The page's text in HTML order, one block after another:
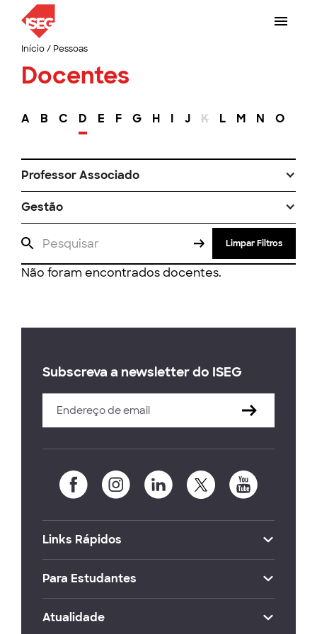
Início/ Pessoas
Docentes
A B C D E F G H I J K L M N O
Professor Associado
Gestão
Limpar Filtros
Não foram encontrados docentes.
Subscreva a newsletter do ISEG
Links Rápidos
Para Estudantes
Atualidade